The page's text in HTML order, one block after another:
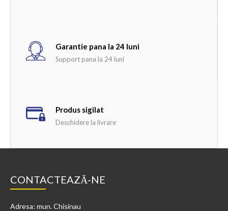
Garantie pana la 24 luni
Support pana la 24 luni
Produs sigilat
Deschidere la livrare
CONTACTEAZĂ-NE
Adresa: mun. Chisinau